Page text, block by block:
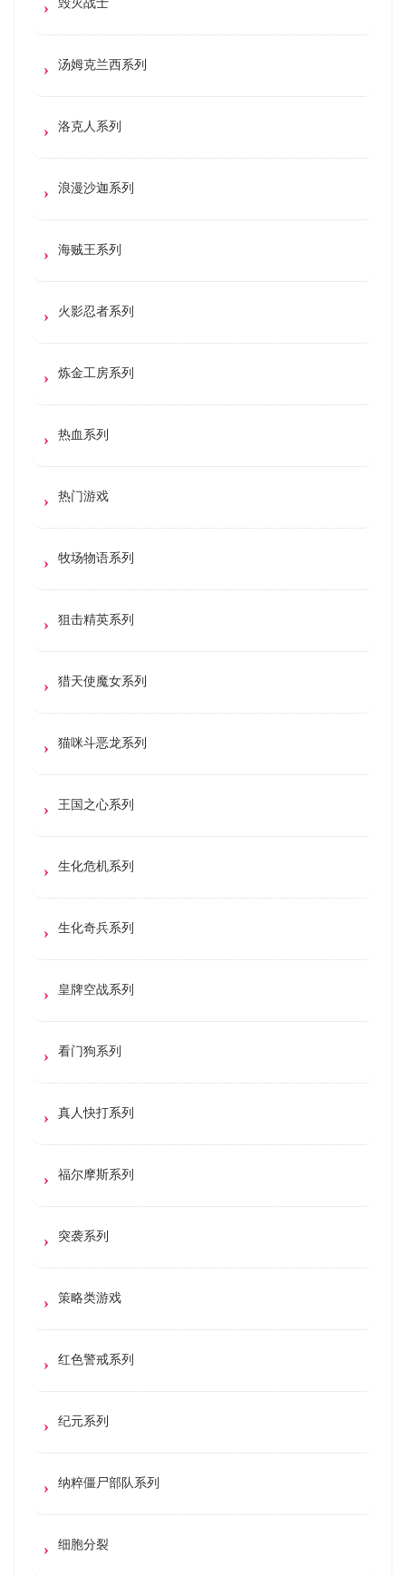
汤姆克兰西系列
洛克人系列
浪漫沙迦系列
海贼王系列
火影忍者系列
炼金工房系列
热血系列
热门游戏
牧场物语系列
狙击精英系列
猎天使魔女系列
猫咪斗恶龙系列
王国之心系列
生化危机系列
生化奇兵系列
皇牌空战系列
看门狗系列
真人快打系列
福尔摩斯系列
突袭系列
策略类游戏
红色警戒系列
纪元系列
纳粹僵尸部队系列
细胞分裂